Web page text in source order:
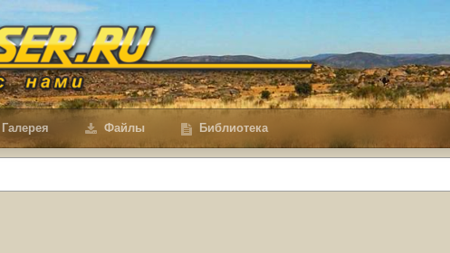
Галерея Файлы Библиотека